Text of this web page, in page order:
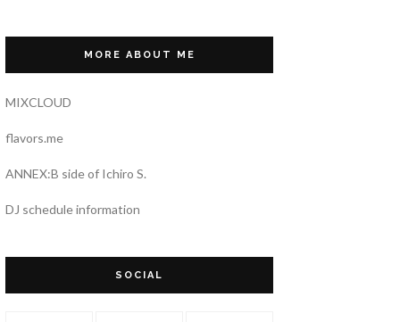
MORE ABOUT ME
MIXCLOUD
flavors.me
ANNEX:B side of Ichiro S.
DJ schedule information
SOCIAL